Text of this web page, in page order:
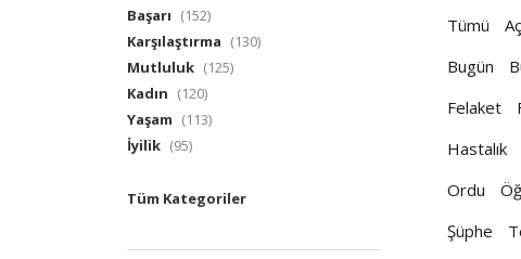
Tümü
Bugün
Felaket
Hastalık
Ordu
Şüphe
Başarı (152)
Karşılaştırma (130)
Mutluluk (125)
Kadın (120)
Yaşam (113)
İyilik (95)
Tüm Kategoriler